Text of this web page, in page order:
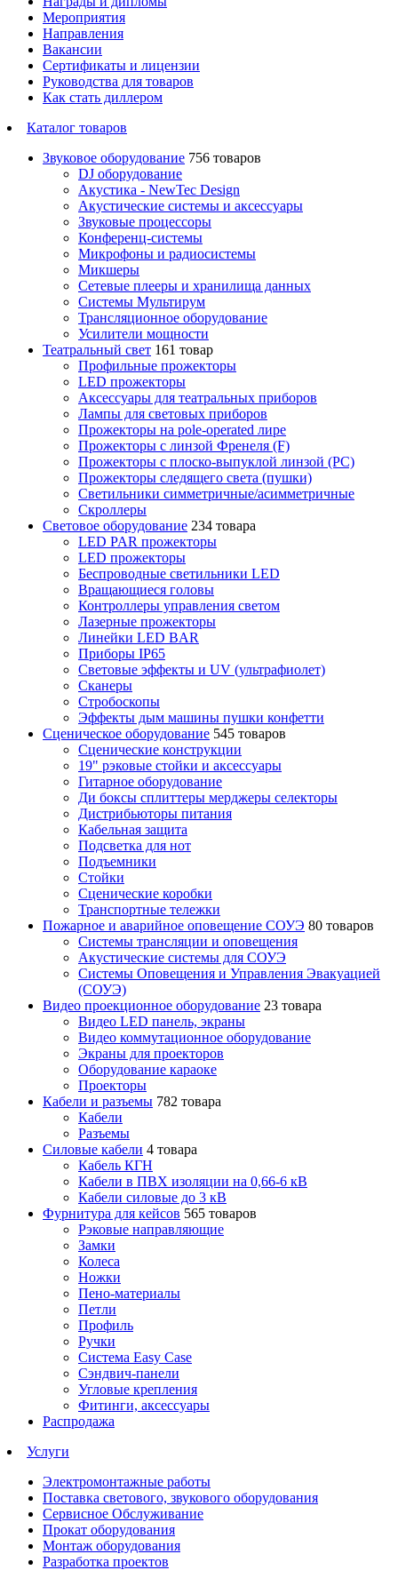
Мероприятия
Направления
Вакансии
Сертификаты и лицензии
Руководства для товаров
Как стать диллером
Каталог товаров
Звуковое оборудование 756 товаров
DJ оборудование
Акустика - NewTec Design
Акустические системы и аксессуары
Звуковые процессоры
Конференц-системы
Микрофоны и радиосистемы
Микшеры
Сетевые плееры и хранилища данных
Системы Мультирум
Трансляционное оборудование
Усилители мощности
Театральный свет 161 товар
Профильные прожекторы
LED прожекторы
Аксессуары для театральных приборов
Лампы для световых приборов
Прожекторы на pole-operated лире
Прожекторы с линзой Френеля (F)
Прожекторы с плоско-выпуклой линзой (PC)
Прожекторы следящего света (пушки)
Светильники симметричные/асимметричные
Скроллеры
Световое оборудование 234 товара
LED PAR прожекторы
LED прожекторы
Беспроводные светильники LED
Вращающиеся головы
Контроллеры управления светом
Лазерные прожекторы
Линейки LED BAR
Приборы IP65
Световые эффекты и UV (ультрафиолет)
Сканеры
Стробоскопы
Эффекты дым машины пушки конфетти
Сценическое оборудование 545 товаров
Сценические конструкции
19" рэковые стойки и аксесcуары
Гитарное оборудование
Ди боксы сплиттеры мерджеры селекторы
Дистрибьюторы питания
Кабельная защита
Подсветка для нот
Подъемники
Стойки
Сценические коробки
Транспортные тележки
Пожарное и аварийное оповещение СОУЭ 80 товаров
Cистемы трансляции и оповещения
Акустические системы для СОУЭ
Системы Оповещения и Управления Эвакуацией
(СОУЭ)
Видео проекционное оборудование 23 товара
Видео LED панель, экраны
Видео коммутационное оборудование
Экраны для проекторов
Оборудование караоке
Проекторы
Кабели и разъемы 782 товара
Кабели
Разъемы
Силовые кабели 4 товара
Кабель КГН
Кабели в ПВХ изоляции на 0,66-6 кВ
Кабели силовые до 3 кВ
Фурнитура для кейсов 565 товаров
Рэковые направляющие
Замки
Колеса
Ножки
Пено-материалы
Петли
Профиль
Ручки
Система Easy Case
Сэндвич-панели
Угловые крепления
Фитинги, аксессуары
Распродажа
Услуги
Электромонтажные работы
Поставка светового, звукового оборудования
Сервисное Обслуживание
Прокат оборудования
Монтаж оборудования
Разработка проектов